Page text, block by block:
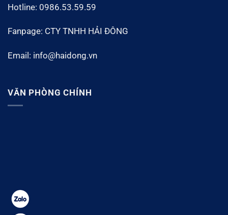
Hotline: 0986.53.59.59
Fanpage: CTY TNHH HẢI ĐÔNG
Email: info@haidong.vn
VĂN PHÒNG CHÍNH